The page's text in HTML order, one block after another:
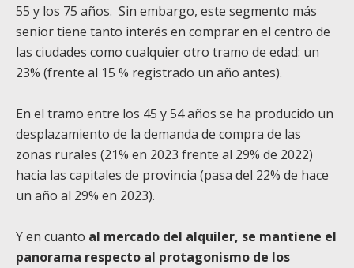
55 y los 75 años. Sin embargo, este segmento más
senior tiene tanto interés en comprar en el centro de
las ciudades como cualquier otro tramo de edad: un
23% (frente al 15 % registrado un año antes).
En el tramo entre los 45 y 54 años se ha producido un
desplazamiento de la demanda de compra de las
zonas rurales (21% en 2023 frente al 29% de 2022)
hacia las capitales de provincia (pasa del 22% de hace
un año al 29% en 2023).
Y en cuanto al mercado del alquiler, se mantiene el
panorama respecto al protagonismo de los